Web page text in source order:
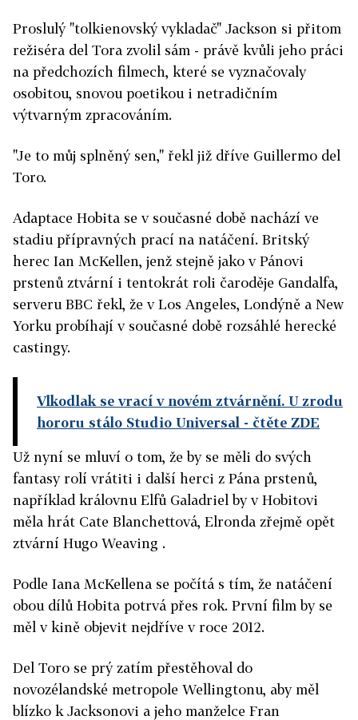
Proslulý "tolkienovský vykladač" Jackson si přitom
režiséra del Tora zvolil sám - právě kvůli jeho práci
na předchozích filmech, které se vyznačovaly
osobitou, snovou poetikou i netradičním
výtvarným zpracováním.
"Je to můj splněný sen," řekl již dříve Guillermo del
Toro.
Adaptace Hobita se v současné době nachází ve
stadiu přípravných prací na natáčení. Britský
herec Ian McKellen, jenž stejně jako v Pánovi
prstenů ztvární i tentokrát roli čaroděje Gandalfa,
serveru BBC řekl, že v Los Angeles, Londýně a New
Yorku probíhají v současné době rozsáhlé herecké
castingy.
Vlkodlak se vrací v novém ztvárnění. U zrodu
hororu stálo Studio Universal - čtěte ZDE
Už nyní se mluví o tom, že by se měli do svých
fantasy rolí vrátiti i další herci z Pána prstenů,
například královnu Elfů Galadriel by v Hobitovi
měla hrát Cate Blanchettová, Elronda zřejmě opět
ztvární Hugo Weaving .
Podle Iana McKellena se počítá s tím, že natáčení
obou dílů Hobita potrvá přes rok. První film by se
měl v kině objevit nejdříve v roce 2012.
Del Toro se prý zatím přestěhoval do
novozélandské metropole Wellingtonu, aby měl
blízko k Jacksonovi a jeho manželce Fran